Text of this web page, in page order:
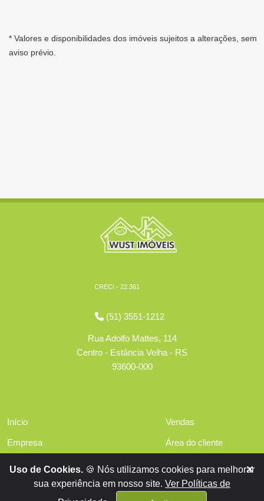
* Valores e disponibilidades dos imóveis sujeitos a alterações, sem
aviso prévio.
CRECI - 22.361
(51) 3551-1212
Rua Adolfo Mattes, 114
Centro - Estância Velha - RS
93600-000
Início
Empresa
Financiamentos
Vendas
Área do cliente
Contato
Uso de Cookies. 🍪 Nós utilizamos cookies para melhorar
sua experiência em nosso site. Ver Políticas de